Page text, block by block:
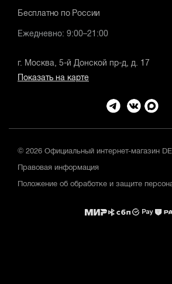
Бесплатно по России
Ежедневно: 9:00–21:00
г. Москва, 5-й Донской пр-д, д. 17
Показать на карте
© 2026 Официальный интернет-магазин
Правовая информация
Положение об обработке и защите